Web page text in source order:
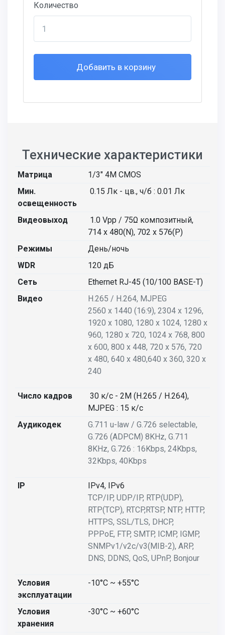
Количество
Добавить в корзину
Технические характеристики
Матрица
1/3" 4M CMOS
Мин.
освещенность
0.15 Лк - цв., ч/б : 0.01 Лк
Видеовыход
1.0 Vpp / 75Ω композитный,
714 x 480(N), 702 x 576(P)
Режимы
День/ночь
WDR
120 дБ
Сеть
Ethernet RJ-45 (10/100 BASE-T)
Видео
H.265 / H.264, MJPEG
2560 x 1440 (16:9), 2304 x 1296,
1920 x 1080, 1280 x 1024, 1280 x
960, 1280 x 720, 1024 x 768, 800
x 600, 800 x 448, 720 x 576, 720
x 480, 640 x 480,640 x 360, 320 x
240
Число кадров
30 к/с - 2M (H.265 / H.264),
MJPEG : 15 к/с
Аудикодек
G.711 u-law / G.726 selectable,
G.726 (ADPCM) 8KHz, G.711
8KHz, G.726 : 16Kbps, 24Kbps,
32Kbps, 40Kbps
IP
IPv4, IPv6
TCP/IP, UDP/IP, RTP(UDP),
RTP(TCP), RTCP,RTSP, NTP, HTTP,
HTTPS, SSL/TLS, DHCP,
PPPoE, FTP, SMTP, ICMP, IGMP,
SNMPv1/v2c/v3(MIB-2), ARP,
DNS, DDNS, QoS, UPnP, Bonjour
Условия
эксплуатации
-10°C ~ +55°C
Условия
хранения
-30°C ~ +60°C